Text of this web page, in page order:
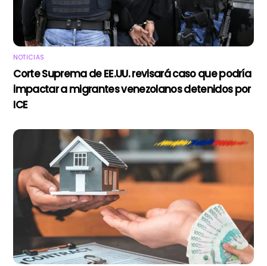
NOTICIAS
Corte Suprema de EE.UU. revisará caso que podría
impactar a migrantes venezolanos detenidos por
ICE